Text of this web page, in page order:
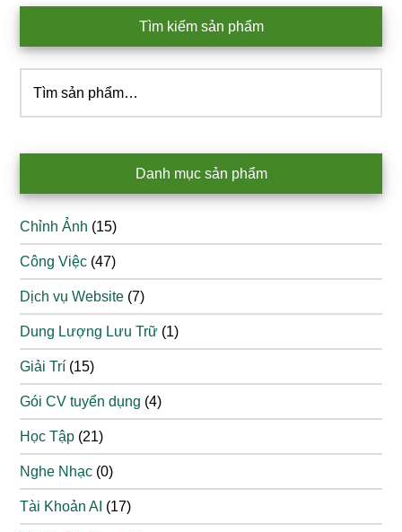
Tìm kiếm sản phẩm
kiếm:
Danh mục sản phẩm
Chỉnh Ảnh (15)
Công Việc (47)
Dịch vụ Website (7)
Dung Lượng Lưu Trữ (1)
Giải Trí (15)
Gói CV tuyển dụng (4)
Học Tập (21)
Nghe Nhạc (0)
Tài Khoản AI (17)